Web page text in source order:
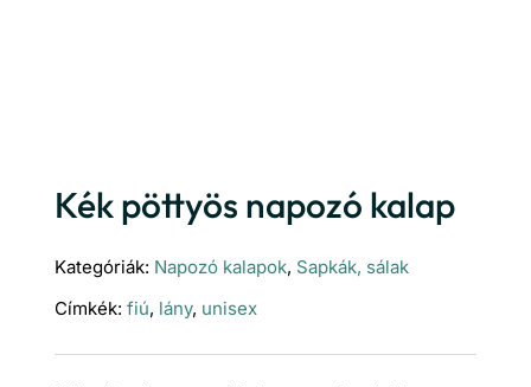
Kék pöttyös napozó kalap
Kategóriák: Napozó kalapok, Sapkák, sálak
Címkék: fiú, lány, unisex